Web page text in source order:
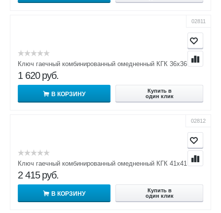
02811
Ключ гаечный комбинированный омедненный КГК 36х36
1 620 руб.
В КОРЗИНУ
Купить в
один клик
02812
Ключ гаечный комбинированный омедненный КГК 41х41
2 415 руб.
В КОРЗИНУ
Купить в
один клик